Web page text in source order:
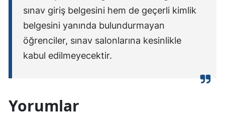
sınav giriş belgesini hem de geçerli kimlik
belgesini yanında bulundurmayan
öğrenciler, sınav salonlarına kesinlikle
kabul edilmeyecektir.
Yorumlar